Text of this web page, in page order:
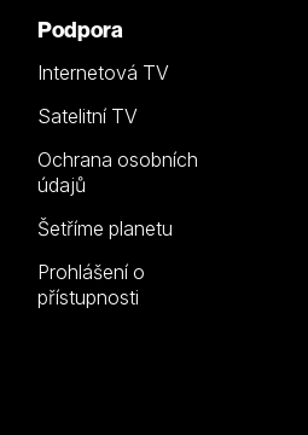
Podpora
Internetová TV
Satelitní TV
Ochrana osobních
údajů
Šetříme planetu
Prohlášení o
přístupnosti